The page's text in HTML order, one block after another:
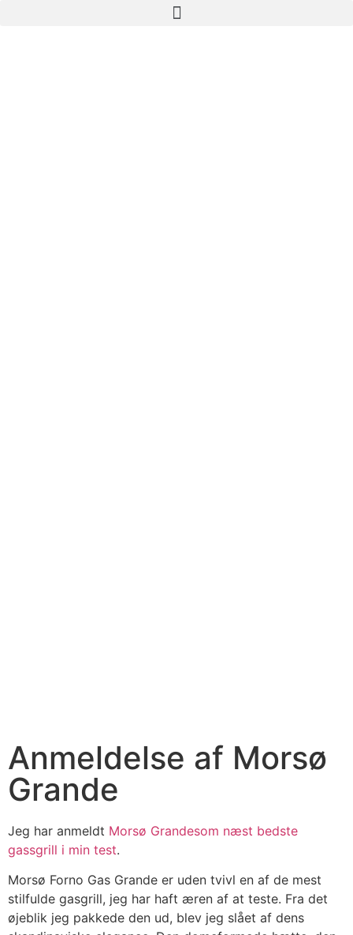
Anmeldelse af Morsø
Grande
Jeg har anmeldt Morsø Grandesom næst bedste
gassgrill i min test.
Morsø Forno Gas Grande er uden tvivl en af de mest
stilfulde gasgrill, jeg har haft æren af at teste. Fra det
øjeblik jeg pakkede den ud, blev jeg slået af dens